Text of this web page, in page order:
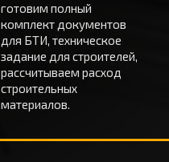
готовим полный
комплект документов
для БТИ, техническое
задание для строителей,
рассчитываем расход
строительных
материалов.